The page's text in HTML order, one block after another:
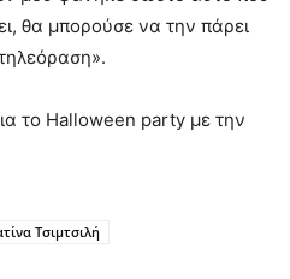
θα μπορούσε να την πάρει
το Halloween party με την
Τσιμτσιλή